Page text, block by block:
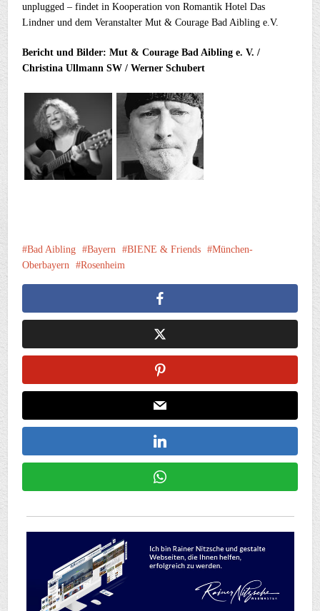
unplugged – findet in Kooperation von Romantik Hotel Das
Lindner und dem Veranstalter Mut & Courage Bad Aibling e.V.
Bericht und Bilder: Mut & Courage Bad Aibling e. V. /
Christina Ullmann SW / Werner Schubert
Bad Aibling Bayern BIENE & Friends
München-
Oberbayern
Rosenheim